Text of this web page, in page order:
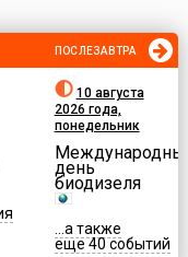
ПОСЛЕЗАВТРА
10 августа
2026 года,
понедельник
день
биодизеля
...а также
еще 40 событий